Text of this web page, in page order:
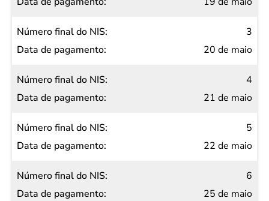
pagamento
3
20 de maio
4
21 de maio
5
22 de maio
6
25 de maio